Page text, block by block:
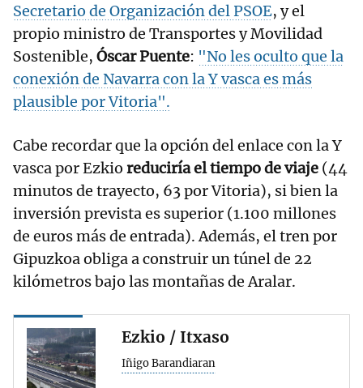
Secretario de Organización del PSOE, y el
propio ministro de Transportes y Movilidad
Sostenible, Óscar Puente: "No les oculto que la
conexión de Navarra con la Y vasca es más
plausible por Vitoria".
Cabe recordar que la opción del enlace con la Y
vasca por Ezkio reduciría el tiempo de viaje (44
minutos de trayecto, 63 por Vitoria), si bien la
inversión prevista es superior (1.100 millones
de euros más de entrada). Además, el tren por
Gipuzkoa obliga a construir un túnel de 22
kilómetros bajo las montañas de Aralar.
Ezkio / Itxaso
Iñigo Barandiaran